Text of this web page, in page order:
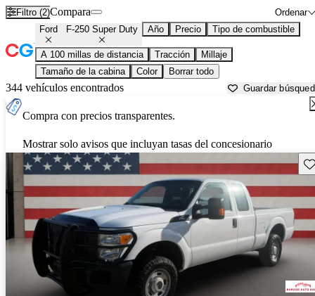
Filtro (2) Ordenar
Compara
Ford F-250 Super Duty Año Precio Tipo de combustible
A 100 millas de distancia Tracción
Millaje
Tamaño de la cabina
Color Borrar todo
344 vehículos encontrados Guardar
Compra con precios transparentes.
Mostrar solo avisos que incluyan tasas del concesionario